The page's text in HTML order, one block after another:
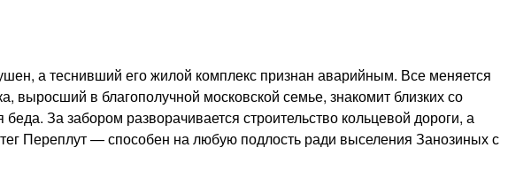
а теснивший его жилой комплекс признан аварийным. Все меняется
в благополучной московской семье, знакомит близких со
За забором разворачивается строительство кольцевой дороги, а
Переплут — способен на любую подлость ради выселения Занозиных с